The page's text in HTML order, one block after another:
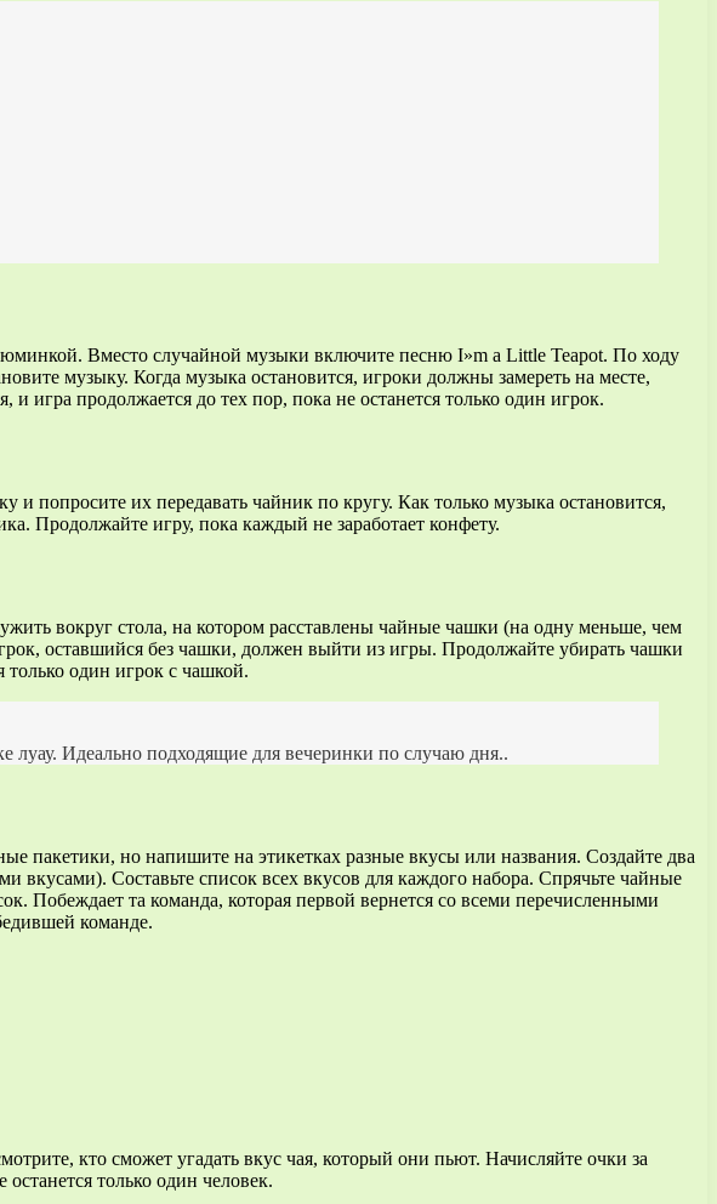
Вместо случайной музыки включите песню I»m a Little Teapot. По ходу
музыку. Когда музыка остановится, игроки должны замереть на месте,
игра продолжается до тех пор, пока не останется только один игрок.
попросите их передавать чайник по кругу. Как только музыка остановится,
Продолжайте игру, пока каждый не заработает конфету.
вокруг стола, на котором расставлены чайные чашки (на одну меньше, чем
оставшийся без чашки, должен выйти из игры. Продолжайте убирать чашки
один игрок с чашкой.
Идеально подходящие для вечеринки по случаю дня..
пакетики, но напишите на этикетках разные вкусы или названия. Создайте два
Составьте список всех вкусов для каждого набора. Спрячьте чайные
Побеждает та команда, которая первой вернется со всеми перечисленными
команде.
кто сможет угадать вкус чая, который они пьют. Начисляйте очки за
только один человек.